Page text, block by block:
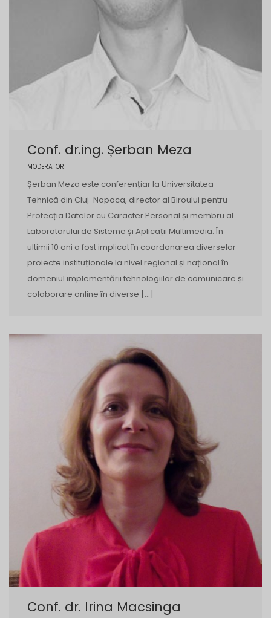
Conf. dr.ing. Șerban Meza
MODERATOR
Șerban Meza este conferențiar la Universitatea
Tehnică din Cluj-Napoca, director al Biroului pentru
Protecția Datelor cu Caracter Personal și membru al
Laboratorului de Sisteme și Aplicații Multimedia. În
ultimii 10 ani a fost implicat în coordonarea diverselor
proiecte instituționale la nivel regional și național în
domeniul implementării tehnologiilor de comunicare și
colaborare online în diverse […]
Conf. dr. Irina Macsinga